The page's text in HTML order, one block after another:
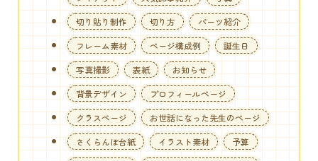
切り貼り制作
切り方
パーツ紹介
フレーム素材
ページ構成例
誕生日
写真撮影
表紙
お知らせ
背景デザイン
プロフィールページ
クラスページ
お世話になった先生のページ
さくらんぼ台紙
イラスト素材
予算